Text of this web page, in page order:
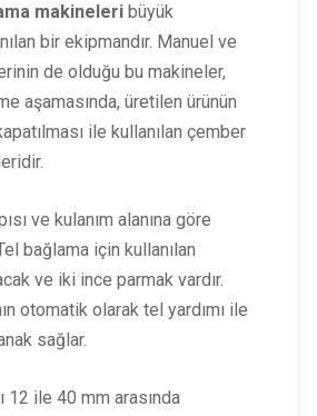
makineleri büyük
bir ekipmandır. Manuel ve
de olduğu bu makineler,
aşamasında, üretilen ürünün
ile kullanılan çember
ve kulanım alanına göre
bağlama için kullanılan
ve iki ince parmak vardır.
otomatik olarak tel yardımı ile
sağlar.
12 ile 40 mm arasında